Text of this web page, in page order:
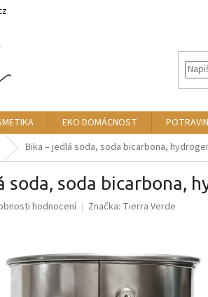
EKO DOMÁCNOST
Bika – jedlá soda, soda bicarbona,
soda, soda bicarbona,
hodnocení Značka: Tierra Verde